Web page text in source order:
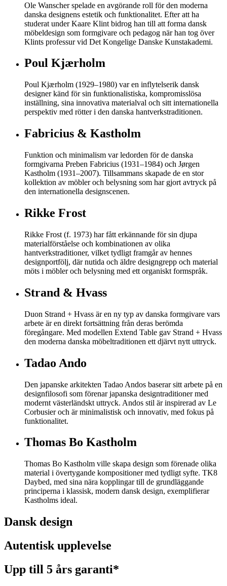
Ole Wanscher spelade en avgörande roll för den moderna
danska designens estetik och funktionalitet. Efter att ha
studerat under Kaare Klint bidrog han till att forma dansk
möbeldesign som formgivare och pedagog när han tog över
Klints professur vid Det Kongelige Danske Kunstakademi.
Poul Kjærholm
Poul Kjærholm (1929–1980) var en inflytelserik dansk
designer känd för sin funktionalistiska, kompromisslösa
inställning, sina innovativa materialval och sitt internationella
perspektiv med rötter i den danska hantverkstraditionen.
Fabricius & Kastholm
Funktion och minimalism var ledorden för de danska
formgivarna Preben Fabricius (1931–1984) och Jørgen
Kastholm (1931–2007). Tillsammans skapade de en stor
kollektion av möbler och belysning som har gjort avtryck på
den internationella designscenen.
Rikke Frost
Rikke Frost (f. 1973) har fått erkännande för sin djupa
materialförståelse och kombinationen av olika
hantverkstraditioner, vilket tydligt framgår av hennes
designportfölj, där nutida och äldre designgrepp och material
möts i möbler och belysning med ett organiskt formspråk.
Strand & Hvass
Duon Strand + Hvass är en ny typ av danska formgivare vars
arbete är en direkt fortsättning från deras berömda
föregångare. Med modellen Extend Table gav Strand + Hvass
den moderna danska möbeltraditionen ett djärvt nytt uttryck.
Tadao Ando
Den japanske arkitekten Tadao Andos baserar sitt arbete på en
designfilosofi som förenar japanska designtraditioner med
modernt västerländskt uttryck. Andos stil är inspirerad av Le
Corbusier och är minimalistisk och innovativ, med fokus på
funktionalitet.
Thomas Bo Kastholm
Thomas Bo Kastholm ville skapa design som förenade olika
material i övertygande kompositioner med tydligt syfte. TK8
Daybed, med sina nära kopplingar till de grundläggande
principerna i klassisk, modern dansk design, exemplifierar
Kastholms ideal.
Dansk design
Autentisk upplevelse
Upp till 5 års garanti*